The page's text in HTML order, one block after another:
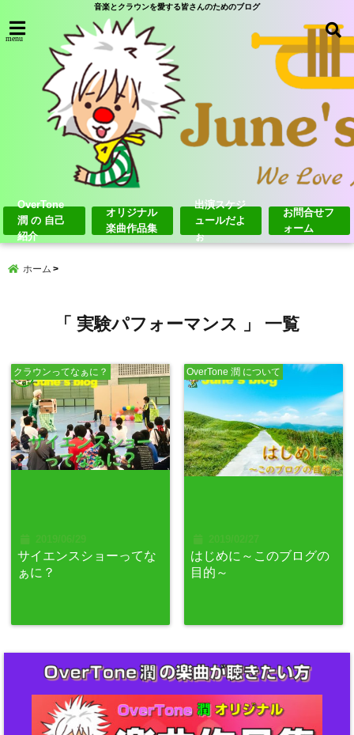
音楽とクラウンを愛する皆さんのためのブログ
menu
OverTone
潤 の 自己
紹介
オリジナル
楽曲作品集
出演スケジ
ュールだよ
ぉ
お問合せフ
ォーム
ホーム
「 実験パフォーマンス 」 一覧
クラウンってなぁに？
サイエンスショーってな
ぁに？
OverTone 潤 について
はじめに～このブログの
目的～